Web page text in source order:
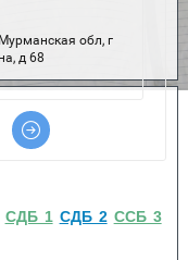
СДБ 1 СДБ 2 ССБ 3